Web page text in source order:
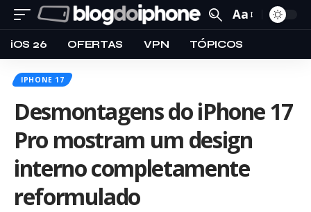
Aa
iOS 26 OFERTAS VPN TÓPICOS
IPHONE 17
Desmontagens do iPhone 17
Pro mostram um design
interno completamente
reformulado